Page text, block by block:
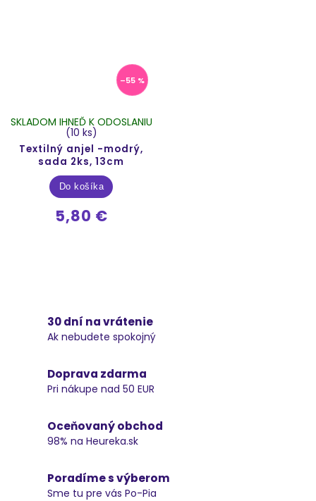
–55 %
Textilný anjel -modrý,
sada 2ks, 13cm
SKLADOM IHNEĎ K ODOSLANIU
(10 ks)
5,80 €
Do košíka
30 dní na vrátenie
Ak nebudete spokojný
Doprava zdarma
Pri nákupe nad 50 EUR
Oceňovaný obchod
98% na Heureka.sk
Poradíme s výberom
Sme tu pre vás Po-Pia